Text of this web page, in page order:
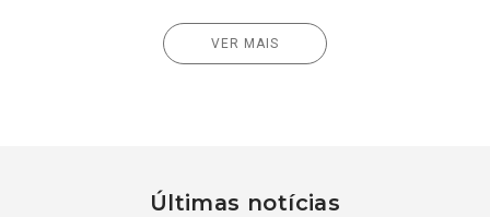
VER MAIS
Últimas notícias